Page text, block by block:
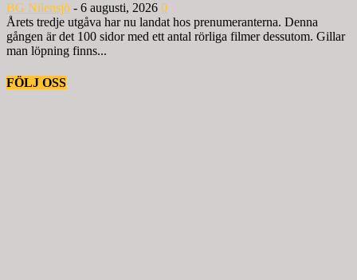
BG Nilensjö - 6 augusti, 2026 0
Årets tredje utgåva har nu landat hos prenumeranterna. Denna
gången är det 100 sidor med ett antal rörliga filmer dessutom. Gillar
man löpning finns...
FÖLJ OSS